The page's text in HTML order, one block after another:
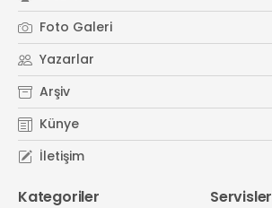
Foto Galeri
Yazarlar
Arşiv
Künye
İletişim
Kategoriler Servisler